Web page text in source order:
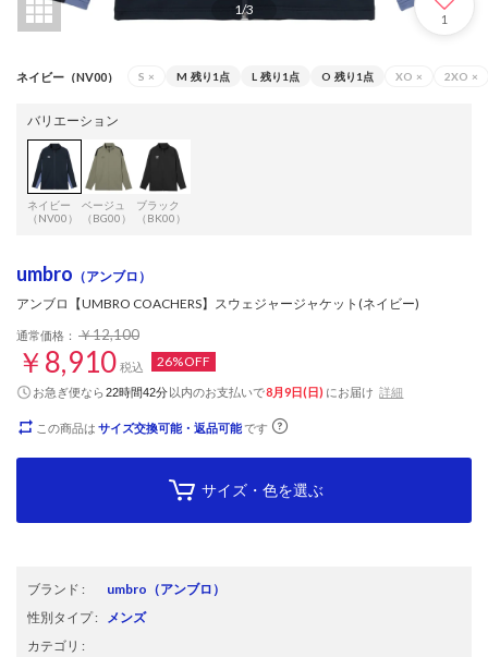
1/3
1
ネイビー（NV00） S × M 残り1点 L 残り1点 O 残り1点 XO × 2XO ×
バリエーション
ネイビー
（NV00）
ベージュ
（BG00）
ブラック
（BK00）
umbro （アンブロ）
アンブロ【UMBRO COACHERS】スウェジャージャケット(ネイビー)
通常価格： ￥12,100
￥8,910 税込 26%OFF
お急ぎ便なら22時間42分以内のお支払いで8月9日(日) にお届け 詳細
この商品は サイズ交換可能・返品可能です
サイズ・色を選ぶ
ブランド : umbro （アンブロ）
性別タイプ:
メンズ
カテゴリ :